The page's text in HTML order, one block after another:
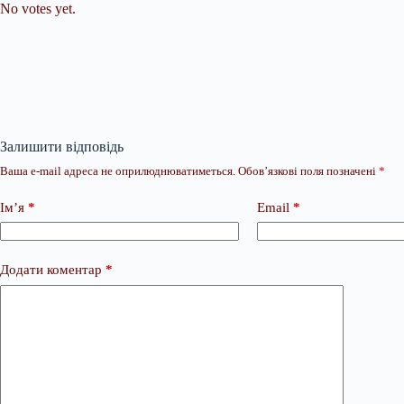
No votes yet.
Залишити відповідь
Ваша e-mail адреса не оприлюднюватиметься. Обов’язкові поля позначені *
Ім’я * Email *
Додати коментар *